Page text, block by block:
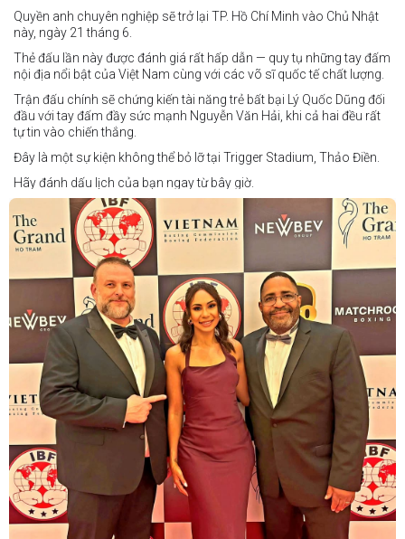
Quyền anh chuyên nghiệp sẽ trở lại TP. Hồ Chí Minh vào Chủ Nhật
này, ngày 21 tháng 6.
Thẻ đấu lần này được đánh giá rất hấp dẫn — quy tụ những tay đấm
nội địa nổi bật của Việt Nam cùng với các võ sĩ quốc tế chất lượng.
Trận đấu chính sẽ chứng kiến tài năng trẻ bất bại Lý Quốc Dũng đối
đầu với tay đấm đầy sức mạnh Nguyễn Văn Hải, khi cả hai đều rất
tự tin vào chiến thắng.
Đây là một sự kiện không thể bỏ lỡ tại Trigger Stadium, Thảo Điền.
Hãy đánh dấu lịch của bạn ngay từ bây giờ.
Thông tin cập nhật sẽ sớm được công bố.